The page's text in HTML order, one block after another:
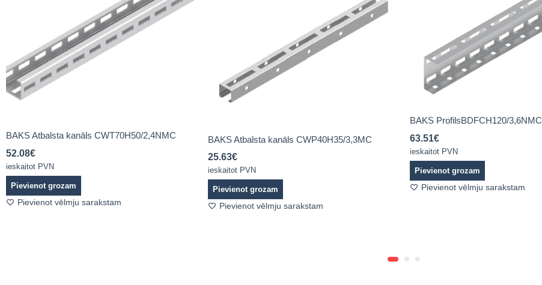
BAKS Atbalsta kanāls CWT70H50/2,4NMC
52.08€
ieskaitot PVN
Pievienot grozam
Pievienot vēlmju sarakstam
BAKS Atbalsta kanāls CWP40H35/3,3MC
25.63€
ieskaitot PVN
Pievienot grozam
Pievienot vēlmju sarakstam
BAKS ProfilsBDFCH120/3,6NMC
63.51€
ieskaitot PVN
Pievienot grozam
Pievienot vēlmju sarakstam